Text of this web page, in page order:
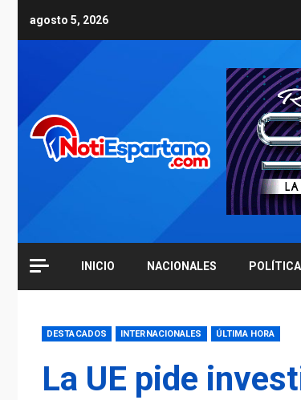
agosto 5, 2026
INICIO NACIONALES POLÍTICA
DESTACADOS INTERNACIONALES ÚLTIMA HORA
La UE pide